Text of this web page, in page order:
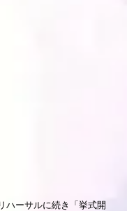
ハーサルに続き「挙式開